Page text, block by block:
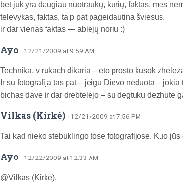
bet juk yra daugiau nuotraukų, kurių, faktas, mes
televykas, faktas, taip pat pageidautina šviesus.
ir dar vienas faktas — abiejų noriu :)
Ayo · 12/21/2009 at 9:59 AM
Technika, v rukach dikaria – eto prosto kusok
Ir su fotografija tas pat – jeigu Dievo neduota –
bichas dave ir dar drebtelejo – su degtuku dezhute
Vilkas (Kirkė) · 12/21/2009 at 7:56 PM
Tai kad nieko stebuklingo tose fotografijose. Kuo
Ayo · 12/22/2009 at 12:33 AM
@Vilkas (Kirkė),